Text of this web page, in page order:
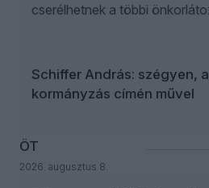
cserélhetnek a többi
Schiffer András: szégyen,
kormányzás címén művel
ÖT
2026. augusztus 8.